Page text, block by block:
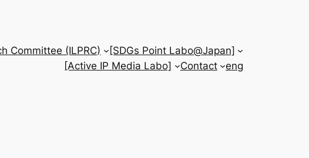
Committee (ILPRC)
[SDGs Point Labo@Japan]
[Active IP Media Labo]
Contact eng